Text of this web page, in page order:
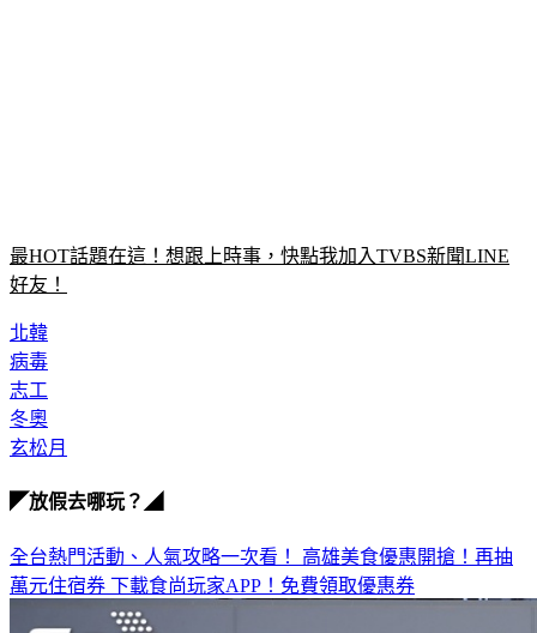
好友！
病毒
志工
冬奧
玄松月
萬元住宿券下載食尚玩家APP！免費領取優惠券